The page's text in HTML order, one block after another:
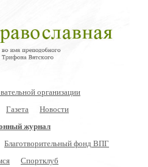
организации
Газета
Новости
журнал
Благотворительный фонд ВПГ
Спортклуб